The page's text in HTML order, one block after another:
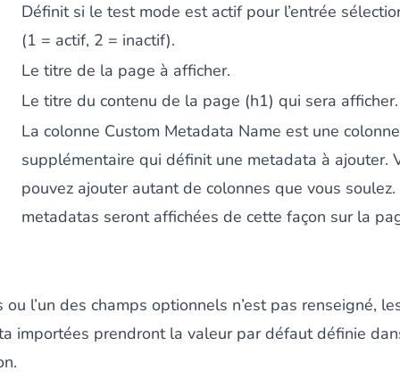
Définit si le test mode est actif pour l’entrée
(1 = actif, 2 = inactif).
Le titre de la page à afficher.
Le titre du contenu de la page (h1) qui sera afficher.
La colonne Custom Metadata Name est une colonne
supplémentaire qui définit une metadata à ajouter.
pouvez ajouter autant de colonnes que vous soulez.
metadatas seront affichées de cette façon sur la
ou l’un des champs optionnels n’est pas renseigné,
importées prendront la valeur par défaut définie